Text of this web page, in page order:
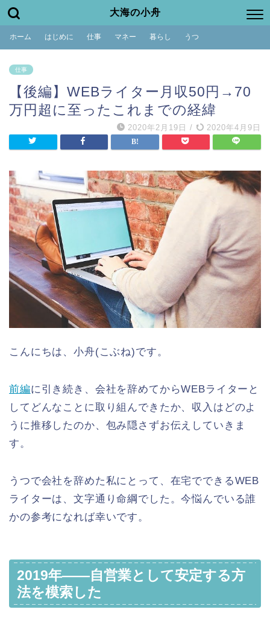
大海の小舟
ホーム はじめに 仕事 マネー 暮らし うつ
仕事
【後編】WEBライター月収50円→70
万円超に至ったこれまでの経緯
2020年2月19日 / 2020年4月9日
こんにちは、小舟(こぶね)です。
前編に引き続き、会社を辞めてからWEBライターと
してどんなことに取り組んできたか、収入はどのよ
うに推移したのか、包み隠さずお伝えしていきま
す。
うつで会社を辞めた私にとって、在宅でできるWEB
ライターは、文字通り命綱でした。今悩んでいる誰
かの参考になれば幸いです。
2019年――自営業として安定する方
法を模索した